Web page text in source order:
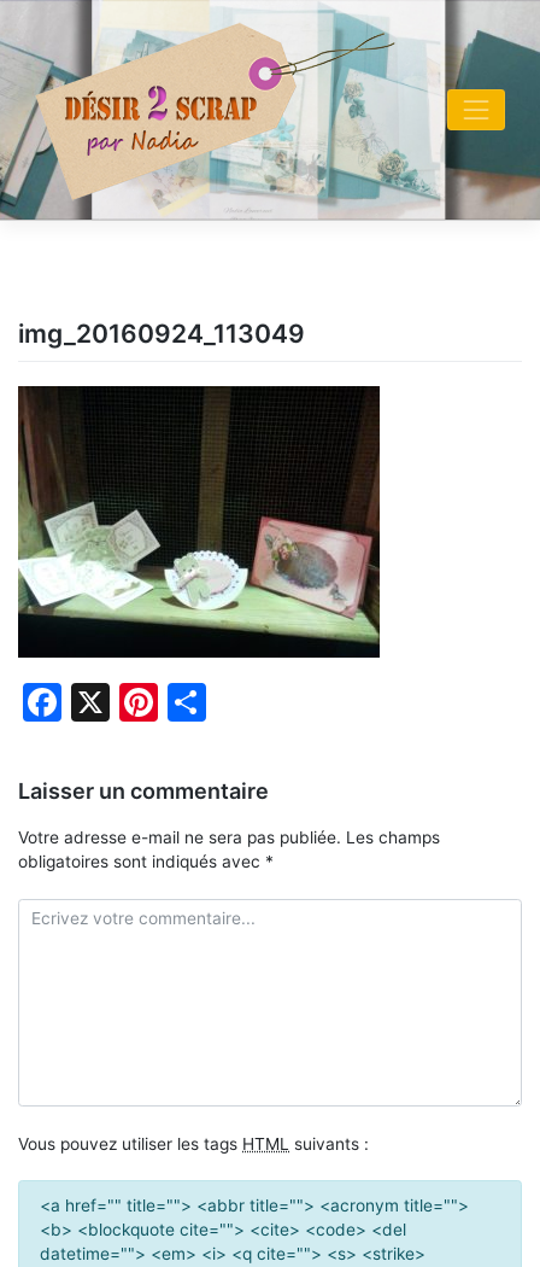
content
img_20160924_113049
Facebook
X Pinterest
Laisser un commentaire
Votre adresse e-mail ne sera pas publiée. Les champs
obligatoires sont indiqués avec *
Vous pouvez utiliser les tags HTML suivants :
<a href="" title=""> <abbr title=""> <acronym title="">
<b> <blockquote cite=""> <cite> <code> <del
datetime=""> <em> <i> <q cite=""> <s> <strike>